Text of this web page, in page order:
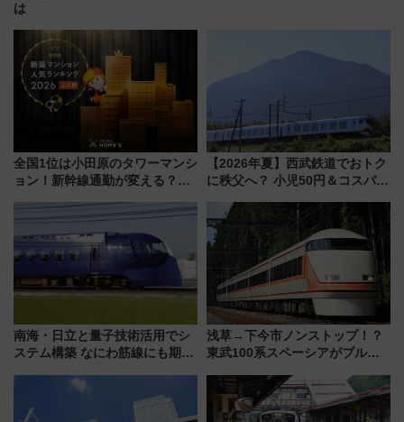
は
全国1位は小田原のタワーマンシ
ョン！新幹線通勤が変える？
【新築マンション人気ランキン
グ】
【2026年夏】西武鉄道でおトク
に秩父へ？ 小児50円＆コスパ最
族旅行！ 深夜の正丸トンネル探
検や特急ラビューも
南海・日立と量子技術活用でシ
ステム構築 なにわ筋線にも期待
浅草→下今市ノンストップ！？
東武100系スペーシアがブルー
ー当時の停車駅」を再現 運転
時刻や特急券の買い方を紹介